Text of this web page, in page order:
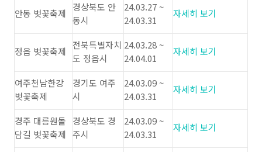
안동 벚꽃축제
경상북도 안
동시
24.03.27 ~
24.03.31
자세히 보기
정읍 벚꽃축제
전북특별자치
도 정읍시
24.03.28 ~
24.04.01
자세히 보기
여주천남한강
벚꽃축제
경기도 여주
시
24.03.09 ~
24.03.31
자세히 보기
경주 대릉원돌
담길 벚꽃축제
경상북도 경
주시
24.03.09 ~
24.03.31
자세히 보기